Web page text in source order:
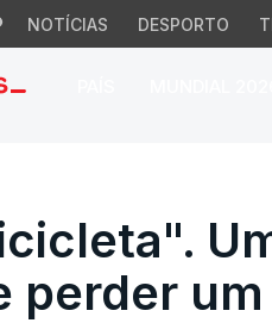
NOTÍCIAS DESPORTO
perder